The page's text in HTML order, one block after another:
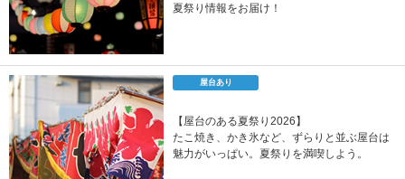
夏祭り情報をお届け！
屋台あり
【屋台のある夏祭り2026】
たこ焼き、かき氷など、ずらりと並ぶ屋台は
魅力がいっぱい。夏祭りを満喫しよう。